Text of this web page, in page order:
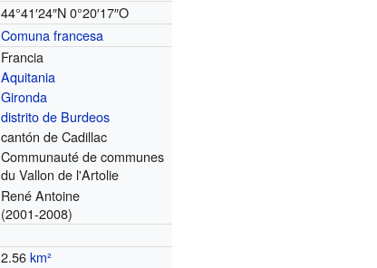
44°41′24″N 0°20′17″O
Comuna francesa
Francia
Aquitania
Gironda
distrito de Burdeos
cantón de Cadillac
Communauté de communes
du Vallon de l'Artolie
René Antoine
(2001-2008)
2.56km²